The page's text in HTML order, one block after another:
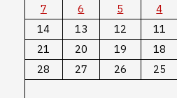
4
5
6
7
11
12
13
14
18
19
20
21
25
26
27
28